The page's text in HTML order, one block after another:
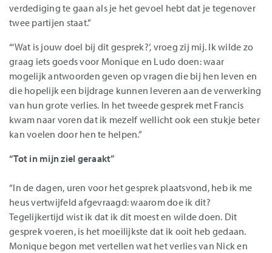
verdediging te gaan als je het gevoel hebt dat je tegenover
twee partijen staat.”
“‘Wat is jouw doel bij dit gesprek?’, vroeg zij mij. Ik wilde zo
graag iets goeds voor Monique en Ludo doen: waar
mogelijk antwoorden geven op vragen die bij hen leven en
die hopelijk een bijdrage kunnen leveren aan de verwerking
van hun grote verlies. In het tweede gesprek met Francis
kwam naar voren dat ik mezelf wellicht ook een stukje beter
kan voelen door hen te helpen.”
“Tot in mijn ziel geraakt”
“In de dagen, uren voor het gesprek plaatsvond, heb ik me
heus vertwijfeld afgevraagd: waarom doe ik dit?
Tegelijkertijd wist ik dat ik dit moest en wilde doen. Dit
gesprek voeren, is het moeilijkste dat ik ooit heb gedaan.
Monique begon met vertellen wat het verlies van Nick en